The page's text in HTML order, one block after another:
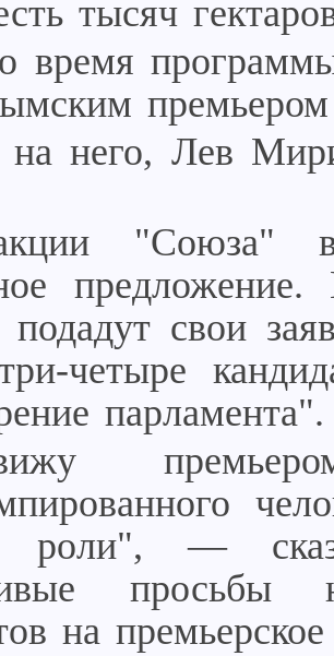
тысяч
время
на него, Лев
"Союза" в
подадут свои
четыре
парламента".
премьером
роли", —
просьбы
на